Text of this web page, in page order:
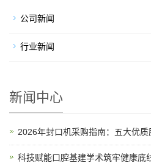
公司新闻
行业新闻
新闻中心
2026年封口机采购指南：五大优
科技赋能口腔基建学术筑牢健康底